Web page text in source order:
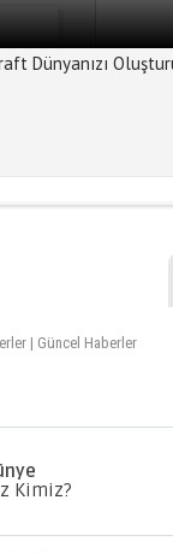
| Güncel Haberler
Kimiz?